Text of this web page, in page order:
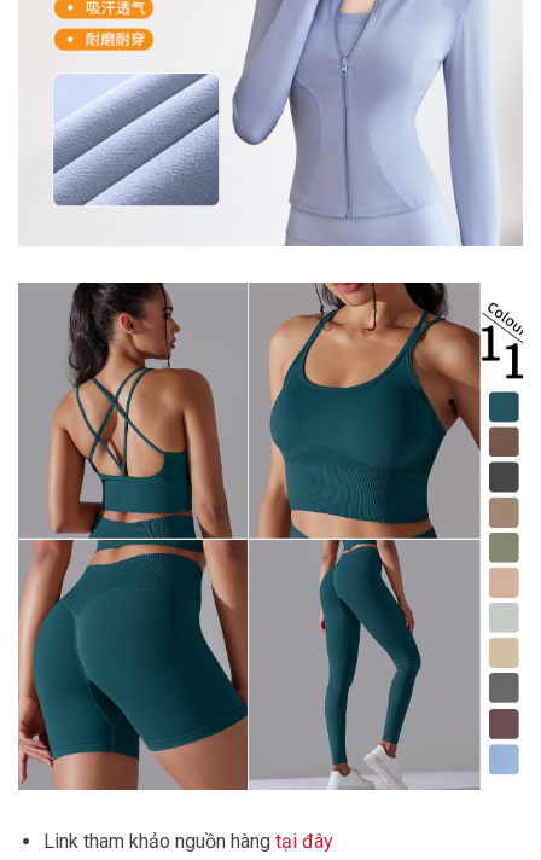
Link tham khảo nguồn hàng tại đây